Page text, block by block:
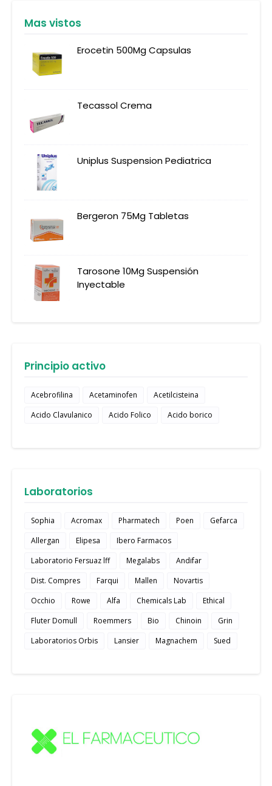
Mas vistos
Erocetin 500Mg Capsulas
Tecassol Crema
Uniplus Suspension Pediatrica
Bergeron 75Mg Tabletas
Tarosone 10Mg Suspensión
Inyectable
Principio activo
Acebrofilina Acetaminofen
Acetilcisteina
Acido Clavulanico
Acido Folico Acido borico
Laboratorios
Sophia Acromax Pharmatech Poen
Gefarca
Allergan
Elipesa
Ibero Farmacos
Laboratorio Fersuaz lff
Megalabs
Andifar
Dist. Compres
Farqui Mallen
Novartis
Occhio
Rowe Alfa Chemicals Lab
Ethical
Fluter Domull
Roemmers Bio Chinoin
Grin
Laboratorios Orbis
Lansier Magnachem Sued